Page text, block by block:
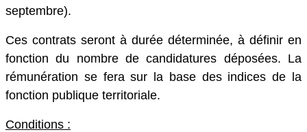
septembre).
Ces contrats seront à durée déterminée, à définir en
fonction du nombre de candidatures déposées. La
rémunération se fera sur la base des indices de la
fonction publique territoriale.
Conditions :